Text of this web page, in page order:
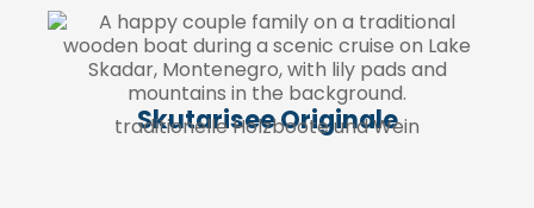
Skutarisee Originale
traditionelle Holzboote und Wein